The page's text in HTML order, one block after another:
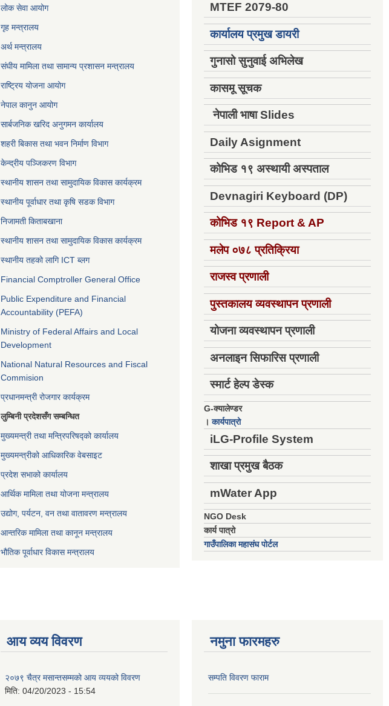
लोक सेवाआयोग
गृह मन्त्रालय
अर्थ मन्त्रालय
संघीय मामिला तथा सामान्य प्रशासन मन्त्रालय
राष्ट्रिय योजना आयोग
नेपाल कानुन आयोग
सार्बजनिक खरिद अनुगमन कार्यालय
शहरी बिकास तथा भवन निर्माण विभाग
केन्द्रीय पञ्जिकरण विभाग
स्थानीय शासन तथा सामुदायिक विकास कार्यक्रम
स्थानीय पूर्वाधार तथा कृषि सडक विभाग
निजामती किताबखाना
स्थानीय शासन तथा सामुदायिक विकास कार्यक्रम
स्थानीय तहको लागि ICT ब्लग
Financial Comptroller General Office
Public Expenditure and Financial
Accountability (PEFA)
Ministry of Federal Affairs and Local
Development
National Natural Resources and Fiscal
Commision
प्रधानमन्त्री रोजगार कार्यक्रम
लुम्बिनी प्रदेशसँग सम्बन्धित
मुख्यमन्त्री तथा मन्त्रिपरिषद्को कार्यालय
मुख्यमन्त्रीको आधिकारिक वेबसाइट
प्रदेश सभाको कार्यालय
आर्थिक मामिला तथा योजना मन्त्रालय
उद्योग, पर्यटन, वन तथा वातावरण मन्त्रालय
आन्तरिक मामिला तथा कानून मन्त्रालय
भौतिक पूर्वाधार विकास मन्त्रालय
MTEF 2079-80
कार्यालय प्रमुख डायरी
गुनासो सुनुवाई अभिलेख
कासमू सूचक
नेपाली भाषा Slides
Daily Asignment
कोभिड १९ अस्थायी अस्पताल
Devnagiri Keyboard (DP)
कोभिड १९ Report & AP
मलेप ०७८ प्रतिक्रिया
राजस्व प्रणाली
पुस्तकालय व्यवस्थापन प्रणाली
योजना व्यवस्थापन प्रणाली
अनलाइन सिफारिस प्रणाली
स्मार्ट हेल्प डेस्क
G-क्यालेण्डर
।कार्यपात्रो
iLG-Profile System
शाखा प्रमुख बैठक
mWater App
NGO Desk
कार्य पात्रो
गाउँपालिका महासंघ पोर्टल
आय व्यय विवरण
२०७९ चैत्र मसान्तसम्मको आय व्ययको विवरण
मिति: 04/20/2023 - 15:54
नमुना फारमहरु
सम्पति विवरण फाराम